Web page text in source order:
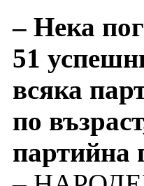
– Нека
51
всяка
по
партийна